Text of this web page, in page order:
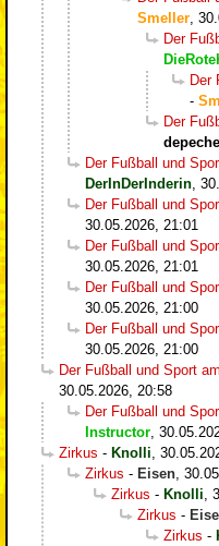
Smeller
Der
Der
-
Der
Der Fußball und
DerInDerInderin
Der Fußball und
30.05.2026, 21:01
Der Fußball und
30.05.2026, 21:01
Der Fußball und
30.05.2026, 21:00
Der Fußball und
30.05.2026, 21:00
Der Fußball und Sport
30.05.2026, 20:58
Der Fußball und
Instructor
Zirkus - Knolli
Zirkus - Eisen
Zirkus - Knolli
Zirkus -
Zirkus -